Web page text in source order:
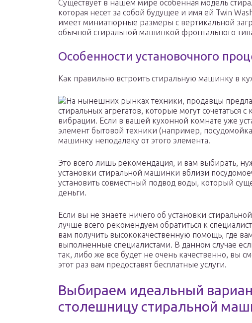
Существует в нашем мире особенная модель
которая несет за собой будущее и имя ей Twin
имеет миниатюрные размеры с вертикальной
обычной стиральной машинкой фронтального
Особенности установочного
Как правильно встроить стиральную машинку в
На нынешних рынках техники, продавцы
стиральных агрегатов, которые могут сочетаться
вибрации. Если в вашей кухонной комнате уже
элемент бытовой техники (например,
машинку неподалеку от этого элемента.
Это всего лишь рекомендация, и вам выбирать,
установки стиральной машинки вблизи
установить совместный подвод воды, который
деньги.
Если вы не знаете ничего об установки
лучше всего рекомендуем обратиться к
вам получить высококачественную помощь, где
выполненные специалистами. В данном случае
так, либо же все будет не очень качественно, вы
этот раз вам предоставят бесплатные услуги.
Выбираем идеальный
столешницу стиральной